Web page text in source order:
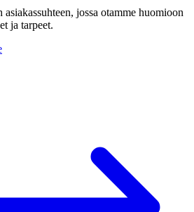
jossa otamme huomioon
ja tarpeet.